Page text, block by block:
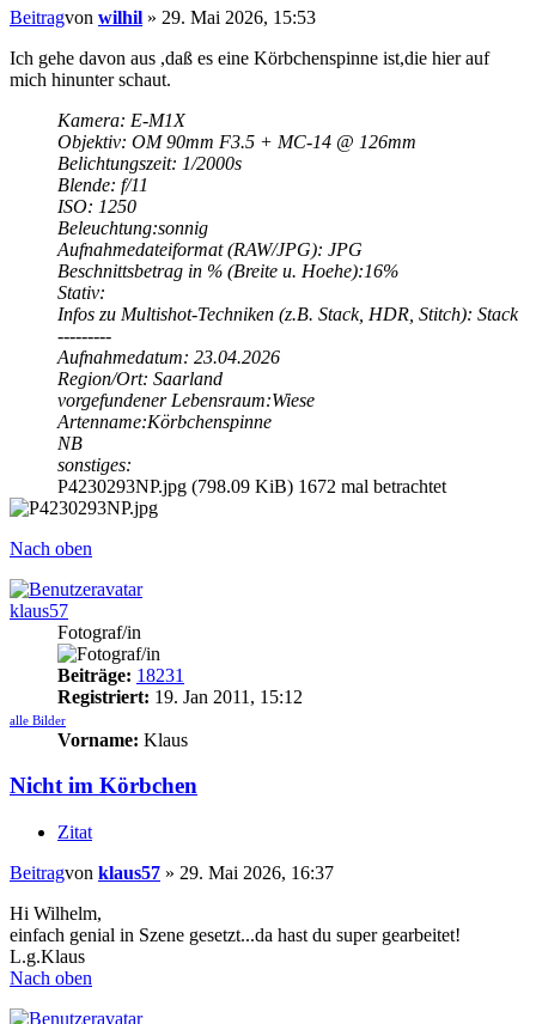
Beitragvon wilhil » 29. Mai 2026, 15:53
Ich gehe davon aus ,daß es eine Körbchenspinne ist,die hier auf
mich hinunter schaut.
Kamera: E-M1X
Objektiv: OM 90mm F3.5 + MC-14 @ 126mm
Belichtungszeit: 1/2000s
Blende: f/11
ISO: 1250
Beleuchtung:sonnig
Aufnahmedateiformat (RAW/JPG): JPG
Beschnittsbetrag in % (Breite u. Hoehe):16%
Stativ:
Infos zu Multishot-Techniken (z.B. Stack, HDR, Stitch): Stack
---------
Aufnahmedatum: 23.04.2026
Region/Ort: Saarland
vorgefundener Lebensraum:Wiese
Artenname:Körbchenspinne
NB
sonstiges:
P4230293NP.jpg (798.09 KiB) 1672 mal betrachtet
Nach oben
klaus57
Fotograf/in
Beiträge: 18231
Registriert: 19. Jan 2011, 15:12
alle Bilder
Vorname: Klaus
Nicht im Körbchen
Zitat
Beitragvon klaus57 » 29. Mai 2026, 16:37
Hi Wilhelm,
einfach genial in Szene gesetzt...da hast du super gearbeitet!
L.g.Klaus
Nach oben